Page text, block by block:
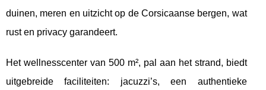
duinen, meren en uitzicht op de Corsicaanse bergen, wat
rust en privacy garandeert.
Het wellnesscenter van 500 m², pal aan het strand, biedt
uitgebreide faciliteiten: jacuzzi’s, een authentieke